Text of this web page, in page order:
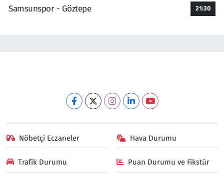
Samsunspor - Göztepe
21:30
Nöbetçi Eczaneler Hava Durumu
Trafik Durumu Puan Durumu ve Fikstür